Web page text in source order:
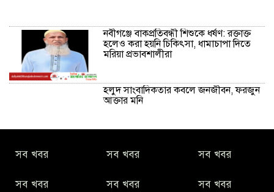
নবীগঞ্জে বাকপ্রতিবন্ধী শিশুকে ধর্ষণ: রক্তাক্ত
হলেও করা হয়নি চিকিৎসা, ধামাচাপা দিতে
মরিয়া প্রভাবশালীরা
হলুদ সাংবাদিকতার কবলে জনজীবন, ফরজুন
আক্তার মনি
কিবরিয়া
সব খবর সব খবর সব খবর
সব খবর সব খবর সব খবর